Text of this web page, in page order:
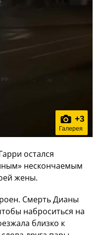
+3
Галерея
остался
нескончаемым
жены.
Смерть Дианы
наброситься на
близко к